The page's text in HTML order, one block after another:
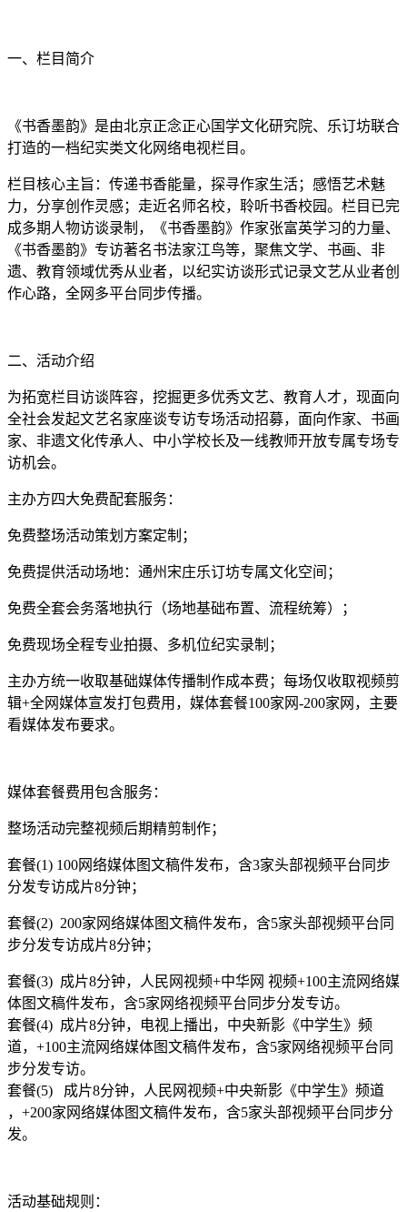
一、栏目简介
《书香墨韵》是由北京正念正心国学文化研究院、乐订坊联合
打造的一档纪实类文化网络电视栏目。
栏目核心主旨：传递书香能量，探寻作家生活；感悟艺术魅
力，分享创作灵感；走近名师名校，聆听书香校园。栏目已完
成多期人物访谈录制，《书香墨韵》作家张富英学习的力量、
《书香墨韵》专访著名书法家江鸟等，聚焦文学、书画、非
遗、教育领域优秀从业者，以纪实访谈形式记录文艺从业者创
作心路，全网多平台同步传播。
二、活动介绍
为拓宽栏目访谈阵容，挖掘更多优秀文艺、教育人才，现面向
全社会发起文艺名家座谈专访专场活动招募，面向作家、书画
家、非遗文化传承人、中小学校长及一线教师开放专属专场专
访机会。
主办方四大免费配套服务：
免费整场活动策划方案定制；
免费提供活动场地：通州宋庄乐订坊专属文化空间；
免费全套会务落地执行（场地基础布置、流程统筹）；
免费现场全程专业拍摄、多机位纪实录制；
主办方统一收取基础媒体传播制作成本费；每场仅收取视频剪
辑+全网媒体宣发打包费用，媒体套餐100家网-200家网，主要
看媒体发布要求。
媒体套餐费用包含服务：
整场活动完整视频后期精剪制作；
套餐(1) 100网络媒体图文稿件发布，含3家头部视频平台同步
分发专访成片8分钟；
套餐(2) 200家网络媒体图文稿件发布，含5家头部视频平台同
步分发专访成片8分钟；
套餐(3) 成片8分钟，人民网视频+中华网 视频+100主流网络媒
体图文稿件发布，含5家网络视频平台同步分发专访。
套餐(4) 成片8分钟，电视上播出，中央新影《中学生》频
道，+100主流网络媒体图文稿件发布，含5家网络视频平台同
步分发专访。
套餐(5) 成片8分钟，人民网视频+中央新影《中学生》频道
，+200家网络媒体图文稿件发布，含5家头部视频平台同步分
发。
活动基础规则：